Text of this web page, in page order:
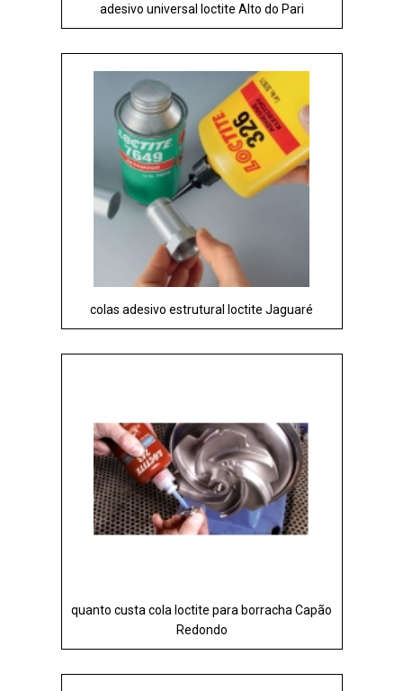
adesivo universal loctite Alto do Pari
colas adesivo estrutural loctite Jaguaré
quanto custa cola loctite para borracha Capão
Redondo